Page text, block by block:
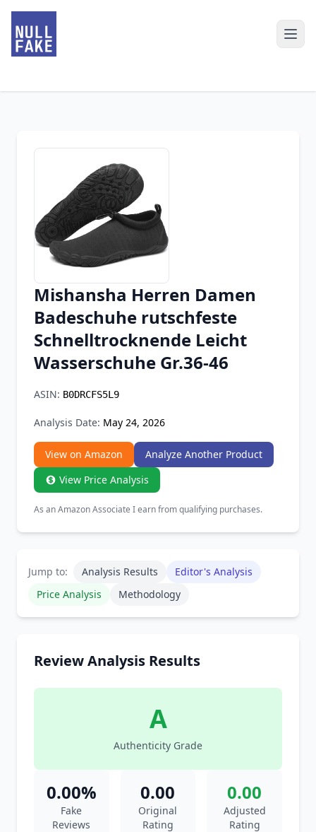
Chrome Extension
Firefox Add-on
Mishansha Herren Damen
Badeschuhe rutschfeste
Schnelltrocknende Leicht
Wasserschuhe Gr.36-46
ASIN: B0DRCFS5L9
Analysis Date: May 24, 2026
View on Amazon
Analyze Another Product
View Price Analysis
As an Amazon Associate I earn from qualifying purchases.
Jump to: Analysis Results
Editor's Analysis
Price Analysis
Methodology
Review Analysis Results
A
Authenticity Grade
0.00%
Fake
Reviews
0.00
Original
Rating
0.00
Adjusted
Rating